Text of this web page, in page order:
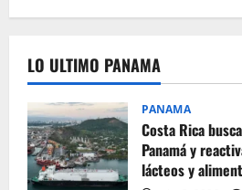
LO ULTIMO PANAMA
PANAMA
Costa Rica
Panamá y
lácteos y